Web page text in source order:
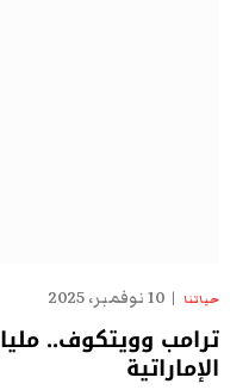
حياتنا 10 نوفمبر، 2025
ترامب وويتكوف..
الإماراتية